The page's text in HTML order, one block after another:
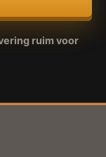
ruim voor